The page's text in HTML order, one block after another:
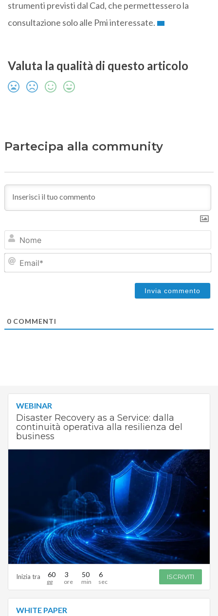
strumenti previsti dal Cad, che permettessero la
consultazione solo alle Pmi interessate.
Valuta la qualità di questo articolo
Partecipa alla community
0COMMENTI
WEBINAR
Disaster Recovery as a Service: dalla
continuità operativa alla resilienza del
business
Inizia tra 60 3 50 5 ISCRIVITI
WHITE PAPER